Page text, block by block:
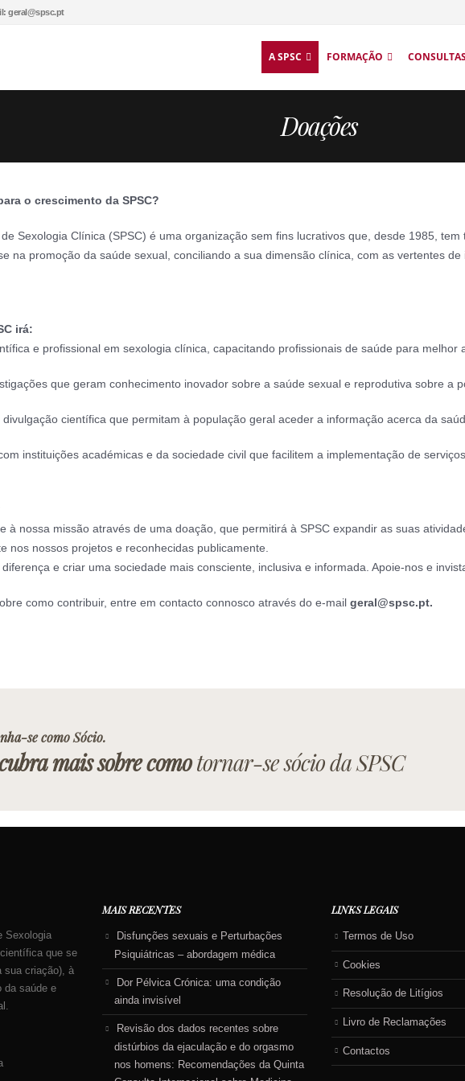
geral@spsc.pt
A SPSC FORMAÇÃO
Doações
o crescimento da SPSC?
Sexologia Clínica (SPSC) é uma organização sem fins lucrativos que, desde 1985,
na promoção da saúde sexual, conciliando a sua dimensão clínica, com as vertentes
irá:
e profissional em sexologia clínica, capacitando profissionais de saúde para melhor
que geram conhecimento inovador sobre a saúde sexual e reprodutiva sobre a
divulgação científica que permitam à população geral aceder a informação acerca da
instituições académicas e da sociedade civil que facilitem a implementação de
à nossa missão através de uma doação, que permitirá à SPSC expandir as suas
nos nossos projetos e reconhecidas publicamente.
e criar uma sociedade mais consciente, inclusiva e informada. Apoie-nos e
como contribuir, entre em contacto connosco através do e-mail geral@spsc.pt.
se como Sócio.
mais sobre comotornar-se sócio da SPSC
Sexologia
que se
sua criação), à
da saúde e
MAIS RECENTES
Disfunções sexuais e Perturbações
Psiquiátricas – abordagem médica
Dor Pélvica Crónica: uma condição
ainda invisível
Revisão dos dados recentes sobre
distúrbios da ejaculação e do orgasmo
nos homens: Recomendações da Quinta
LINKS LEGAIS
Termos de Uso
Cookies
Resolução de Litígios
Livro de Reclamações
Contactos